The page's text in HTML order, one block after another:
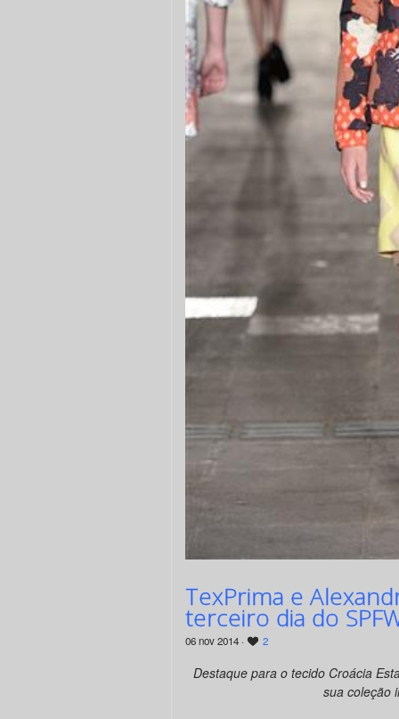
TexPrima e
terceiro dia do
06 nov 2014 · 2
Destaque para o tecido Croácia
sua coleção